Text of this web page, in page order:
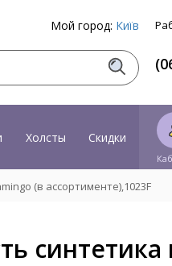
Мой город: Київ
Холсты Скидки
(в ассортименте),1023F
синтетика